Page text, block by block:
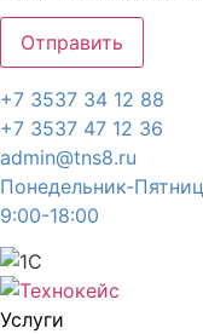
+7 3537 34 12 88
+7 3537 47 12 36
admin@tns8.ru
Понедельник-
9:00-18:00
Услуги